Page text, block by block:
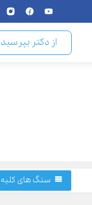
از دکتر بپرسید
سنگ های کلیه